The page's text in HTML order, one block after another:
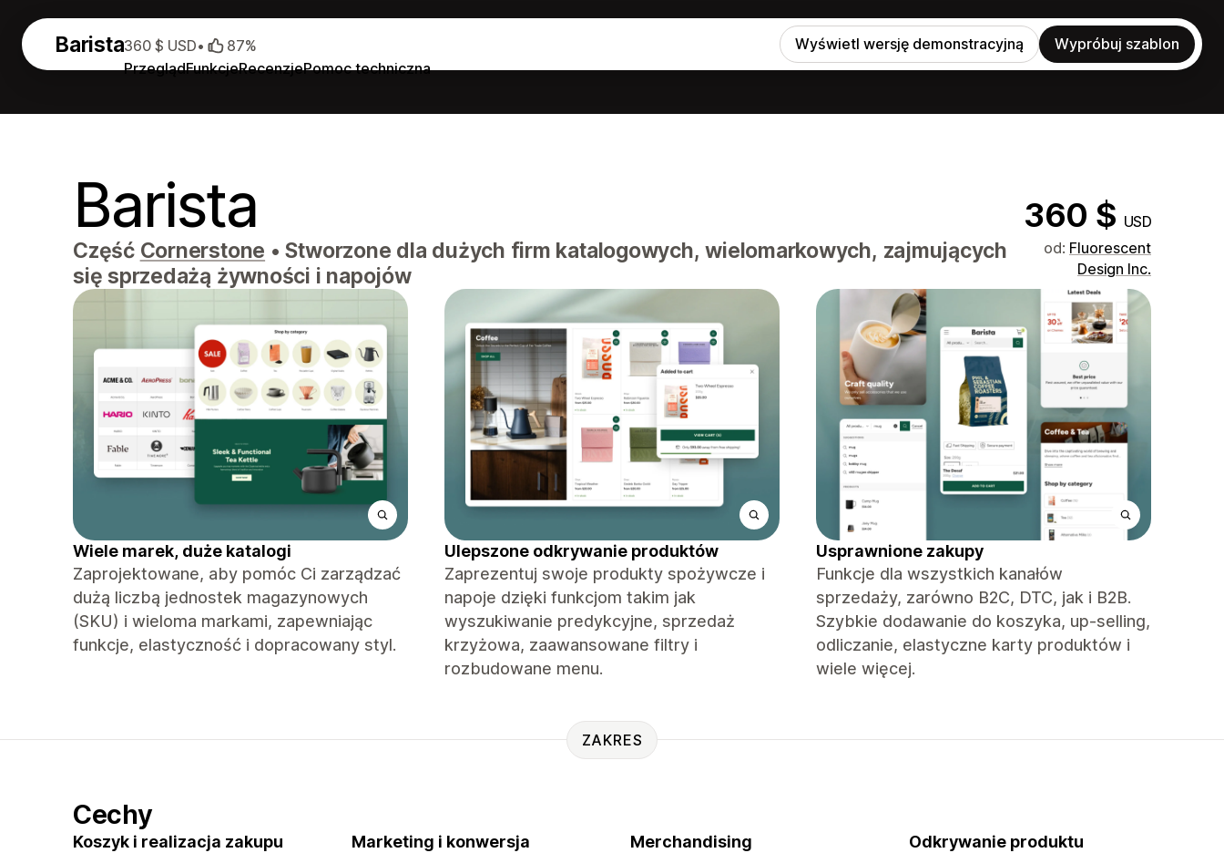
Barista
PrzeglądFunkcjeRecenzjePomoc techniczna
360 $ USD• 87% Wyświetl wersję demonstracyjną Wypróbuj szablon
Barista 360 $ USD
Część Cornerstone • Stworzone dla dużych firm katalogowych, wielomarkowych, zajmujących
się sprzedażą żywności i napojów
od: Fluorescent
Design Inc.
Wiele marek, duże katalogi
Zaprojektowane, aby pomóc Ci zarządzać
dużą liczbą jednostek magazynowych
(SKU) i wieloma markami, zapewniając
funkcje, elastyczność i dopracowany styl.
Ulepszone odkrywanie produktów
Zaprezentuj swoje produkty spożywcze i
napoje dzięki funkcjom takim jak
wyszukiwanie predykcyjne, sprzedaż
krzyżowa, zaawansowane filtry i
rozbudowane menu.
Usprawnione zakupy
Funkcje dla wszystkich kanałów
sprzedaży, zarówno B2C, DTC, jak i B2B.
Szybkie dodawanie do koszyka, up-selling,
odliczanie, elastyczne karty produktów i
wiele więcej.
ZAKRES
Cechy
Koszyk i realizacja zakupu Marketing i konwersja Merchandising Odkrywanie produktu